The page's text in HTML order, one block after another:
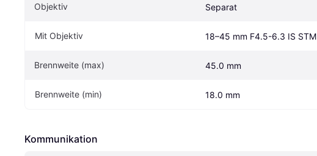
Objektiv Separat
Mit Objektiv 18–45 mm F4.5-6.3 IS STM
Brennweite (max) 45.0 mm
Brennweite (min) 18.0 mm
Kommunikation